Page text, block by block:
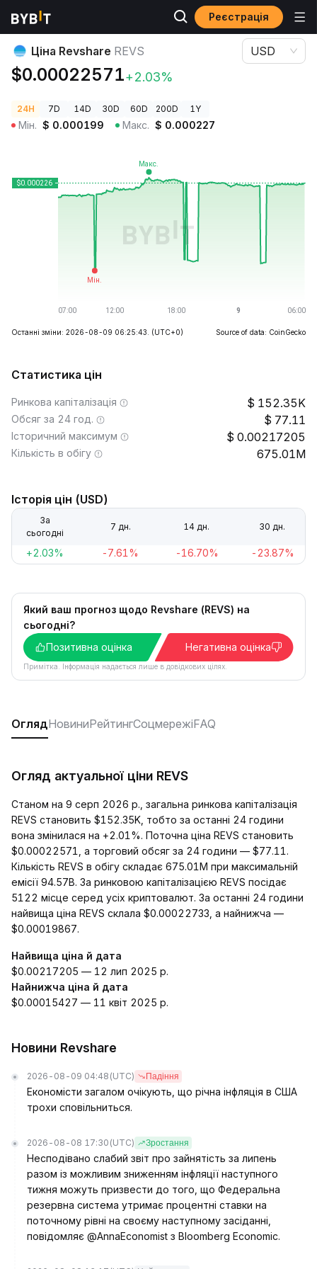
Реєстрація
Ціни криптовалют Ціна Revshare REVS
Ціна Revshare REVS
$0.00022571+2.03%
USD
24H 7D 14D 30D 60D 200D 1Y
Мін. $ 0.000199 Макс. $ 0.000227
Останні зміни: 2026-08-09 06:25:43. (UTC+0) Source of data: CoinGecko
Статистика цін
Ринкова капіталізація 152.35K
Обсяг за 24 год. 77.11
Історичний максимум 0.00217205
Кількість в обігу 675.01M
Історія цін (USD)
За
сьогодні
7 дн. 14 дн. 30 дн.
+2.03% -7.61% -16.70% -23.87%
Який ваш прогноз щодо Revshare (REVS) на
сьогодні?
Позитивна оцінка
Негативна оцінка
Примітка. Інформація надається лише в довідкових цілях.
ОглядНовиниРейтингСоцмережіFAQ
Огляд актуальної ціни REVS
Станом на 9 серп 2026 р., загальна ринкова капіталізація
REVS становить $152.35K, тобто за останні 24 години
вона змінилася на +2.01%. Поточна ціна REVS становить
$0.00022571, а торговий обсяг за 24 години — $77.11.
Кількість REVS в обігу складає 675.01M при максимальній
емісії 94.57B. За ринковою капіталізацією REVS посідає
5122 місце серед усіх криптовалют. За останні 24 години
найвища ціна REVS склала $0.00022733, а найнижча —
$0.00019867.
Найвища ціна й дата
$0.00217205 — 12 лип 2025 р.
Найнижча ціна й дата
$0.00015427 — 11 квіт 2025 р.
Новини Revshare
2026-08-09 04:48 (UTC) Падіння
Економісти загалом очікують, що річна інфляція в США
трохи сповільниться.
2026-08-08 17:30 (UTC) Зростання
Несподівано слабий звіт про зайнятість за липень
разом із можливим зниженням інфляції наступного
тижня можуть призвести до того, що Федеральна
резервна система утримає процентні ставки на
поточному рівні на своєму наступному засіданні,
повідомляє @AnnaEconomist з Bloomberg Economic.